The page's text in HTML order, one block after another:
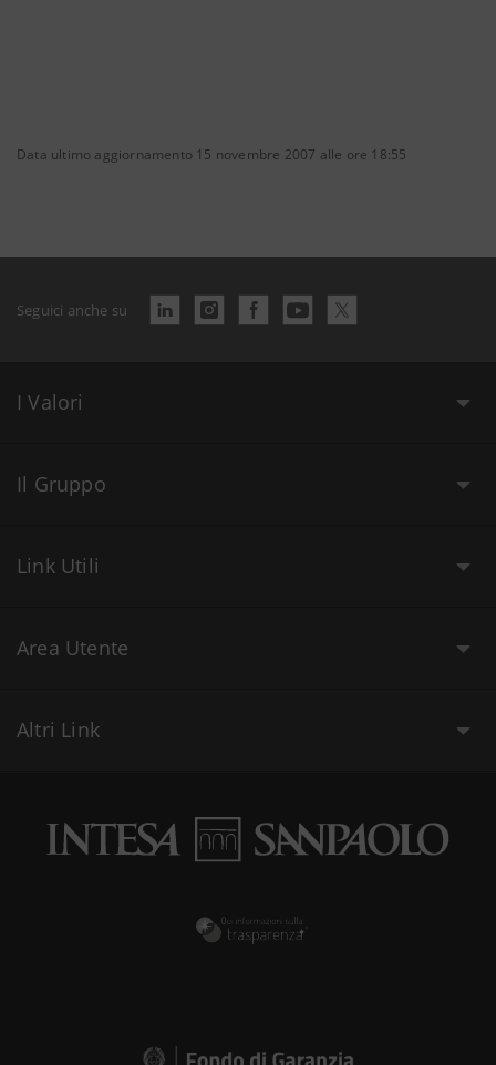
Data ultimo aggiornamento 15 novembre 2007 alle ore 18:55
Seguici anche su
I Valori
Il Gruppo
Link Utili
Area Utente
Altri Link